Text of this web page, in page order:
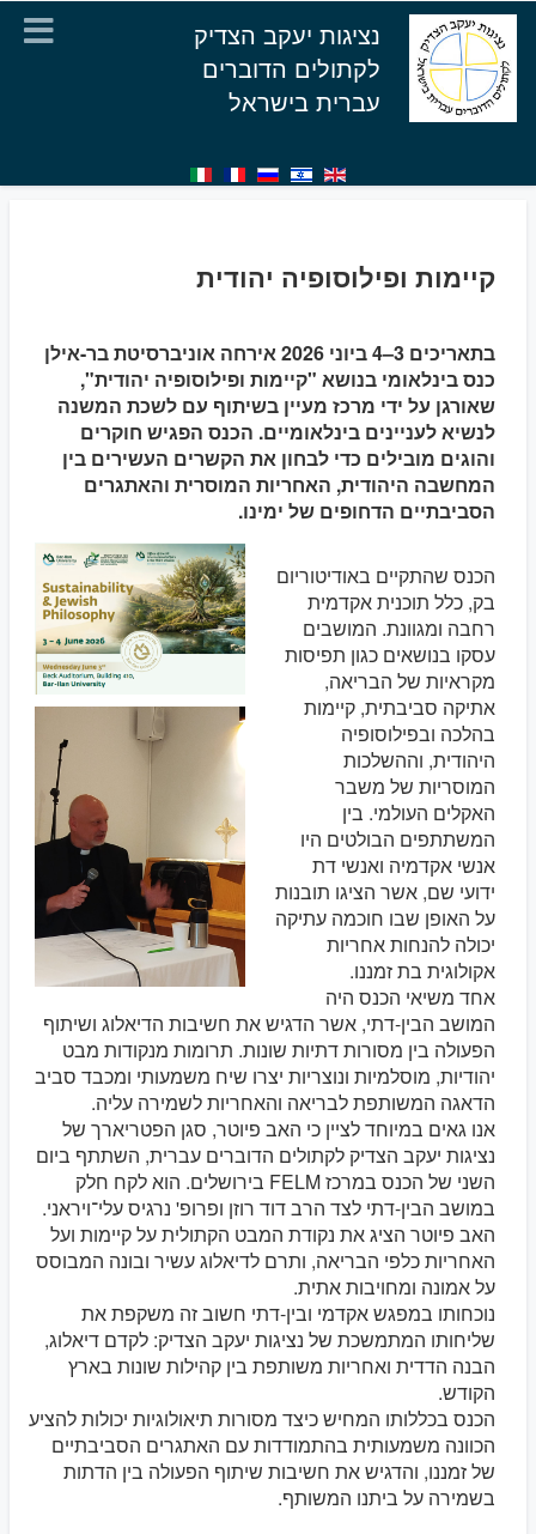
נציגות יעקב הצדיק
לקתולים הדוברים
עברית בישראל
קיימות ופילוסופיה יהודית
בתאריכים 3–4 ביוני 2026 אירחה אוניברסיטת בר-אילן
כנס בינלאומי בנושא "קיימות ופילוסופיה יהודית",
שאורגן על ידי מרכז מעיין בשיתוף עם לשכת המשנה
לנשיא לעניינים בינלאומיים. הכנס הפגיש חוקרים
והוגים מובילים כדי לבחון את הקשרים העשירים בין
המחשבה היהודית, האחריות המוסרית והאתגרים
הסביבתיים הדחופים של ימינו.
הכנס שהתקיים באודיטוריום
בק, כלל תוכנית אקדמית
רחבה ומגוונת. המושבים
עסקו בנושאים כגון תפיסות
מקראיות של הבריאה,
אתיקה סביבתית, קיימות
בהלכה ובפילוסופיה
היהודית, וההשלכות
המוסריות של משבר
האקלים העולמי. בין
המשתתפים הבולטים היו
אנשי אקדמיה ואנשי דת
ידועי שם, אשר הציגו תובנות
על האופן שבו חוכמה עתיקה
יכולה להנחות אחריות
אקולוגית בת זמננו.
אחד משיאי הכנס היה
המושב הבין-דתי, אשר הדגיש את חשיבות הדיאלוג ושיתוף
הפעולה בין מסורות דתיות שונות. תרומות מנקודות מבט
יהודיות, מוסלמיות ונוצריות יצרו שיח משמעותי ומכבד סביב
הדאגה המשותפת לבריאה והאחריות לשמירה עליה.
אנו גאים במיוחד לציין כי האב פיוטר, סגן הפטריארך של
נציגות יעקב הצדיק לקתולים הדוברים עברית, השתתף ביום
השני של הכנס במרכז FELM בירושלים. הוא לקח חלק
במושב הבין-דתי לצד הרב דוד רוזן ופרופ' נרגיס עלי־ויראני.
האב פיוטר הציג את נקודת המבט הקתולית על קיימות ועל
האחריות כלפי הבריאה, ותרם לדיאלוג עשיר ובונה המבוסס
על אמונה ומחויבות אתית.
נוכחותו במפגש אקדמי ובין-דתי חשוב זה משקפת את
שליחותו המתמשכת של נציגות יעקב הצדיק: לקדם דיאלוג,
הבנה הדדית ואחריות משותפת בין קהילות שונות בארץ
הקודש.
הכנס בכללותו המחיש כיצד מסורות תיאולוגיות יכולות להציע
הכוונה משמעותית בהתמודדות עם האתגרים הסביבתיים
של זמננו, והדגיש את חשיבות שיתוף הפעולה בין הדתות
בשמירה על ביתנו המשותף.